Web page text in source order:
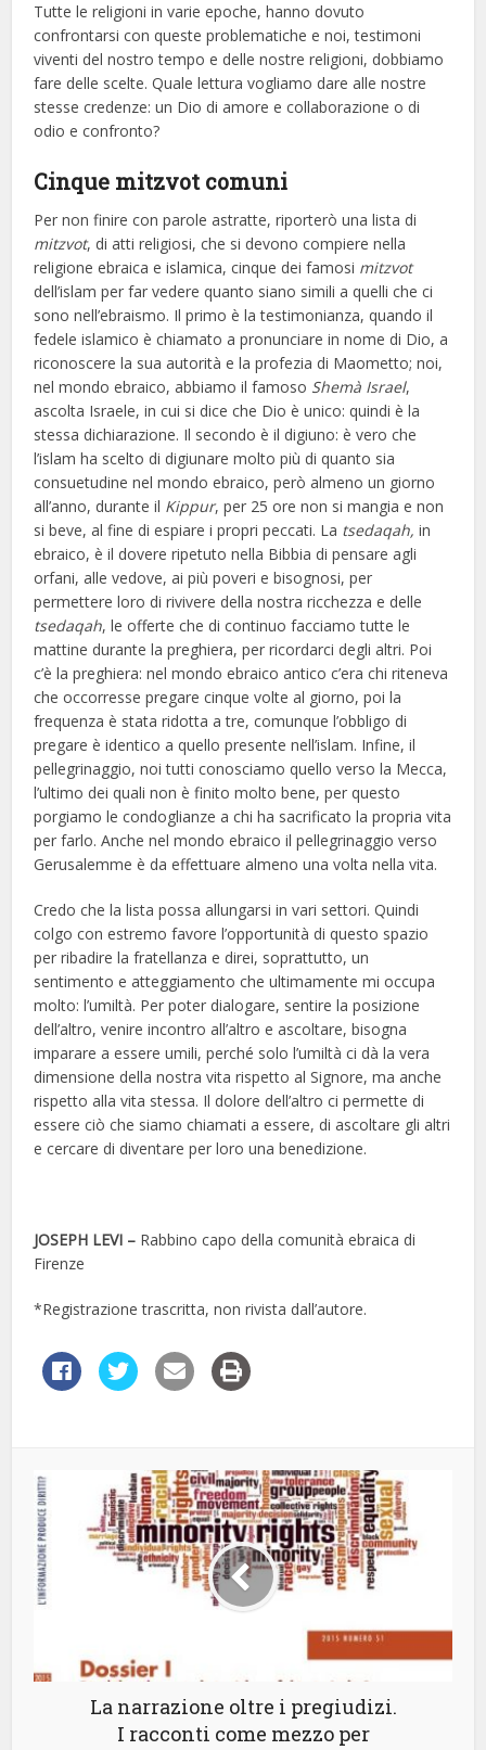
Tutte le religioni in varie epoche, hanno dovuto
confrontarsi con queste problematiche e noi, testimoni
viventi del nostro tempo e delle nostre religioni, dobbiamo
fare delle scelte. Quale lettura vogliamo dare alle nostre
stesse credenze: un Dio di amore e collaborazione o di
odio e confronto?
Cinque mitzvot comuni
Per non finire con parole astratte, riporterò una lista di
mitzvot, di atti religiosi, che si devono compiere nella
religione ebraica e islamica, cinque dei famosi mitzvot
dell’islam per far vedere quanto siano simili a quelli che ci
sono nell’ebraismo. Il primo è la testimonianza, quando il
fedele islamico è chiamato a pronunciare in nome di Dio, a
riconoscere la sua autorità e la profezia di Maometto; noi,
nel mondo ebraico, abbiamo il famoso Shemà Israel,
ascolta Israele, in cui si dice che Dio è unico: quindi è la
stessa dichiarazione. Il secondo è il digiuno: è vero che
l’islam ha scelto di digiunare molto più di quanto sia
consuetudine nel mondo ebraico, però almeno un giorno
all’anno, durante il Kippur, per 25 ore non si mangia e non
si beve, al fine di espiare i propri peccati. La tsedaqah,in
ebraico, è il dovere ripetuto nella Bibbia di pensare agli
orfani, alle vedove, ai più poveri e bisognosi, per
permettere loro di rivivere della nostra ricchezza e delle
tsedaqah, le offerte che di continuo facciamo tutte le
mattine durante la preghiera, per ricordarci degli altri. Poi
c’è la preghiera: nel mondo ebraico antico c’era chi riteneva
che occorresse pregare cinque volte al giorno, poi la
frequenza è stata ridotta a tre, comunque l’obbligo di
pregare è identico a quello presente nell’islam. Infine, il
pellegrinaggio, noi tutti conosciamo quello verso la Mecca,
l’ultimo dei quali non è finito molto bene, per questo
porgiamo le condoglianze a chi ha sacrificato la propria vita
per farlo. Anche nel mondo ebraico il pellegrinaggio verso
Gerusalemme è da effettuare almeno una volta nella vita.
Credo che la lista possa allungarsi in vari settori. Quindi
colgo con estremo favore l’opportunità di questo spazio
per ribadire la fratellanza e direi, soprattutto, un
sentimento e atteggiamento che ultimamente mi occupa
molto: l’umiltà. Per poter dialogare, sentire la posizione
dell’altro, venire incontro all’altro e ascoltare, bisogna
imparare a essere umili, perché solo l’umiltà ci dà la vera
dimensione della nostra vita rispetto al Signore, ma anche
rispetto alla vita stessa. Il dolore dell’altro ci permette di
essere ciò che siamo chiamati a essere, di ascoltare gli altri
e cercare di diventare per loro una benedizione.
JOSEPH LEVI – Rabbino capo della comunità ebraica di
Firenze
*Registrazione trascritta, non rivista dall’autore.
La narrazione oltre i pregiudizi.
I racconti come mezzo per